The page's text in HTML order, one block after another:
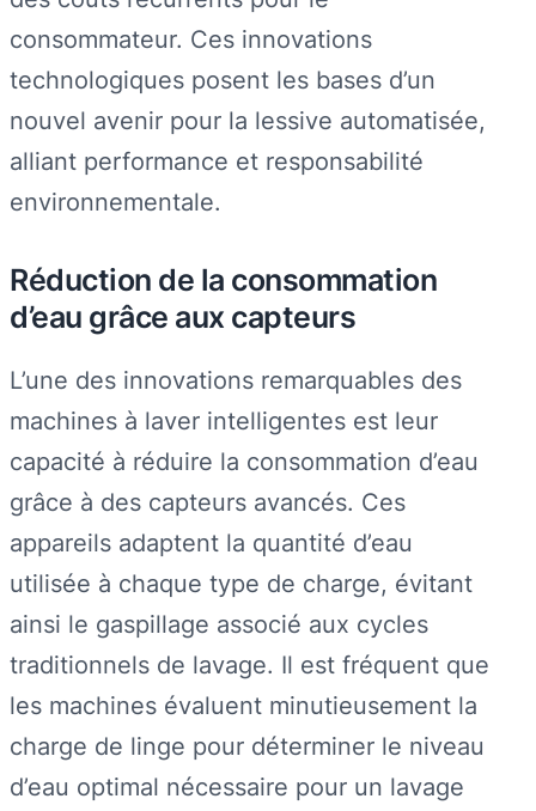
consommateur. Ces innovations
technologiques posent les bases d’un
nouvel avenir pour la lessive automatisée,
alliant performance et responsabilité
environnementale.
Réduction de la consommation
d’eau grâce aux capteurs
L’une des innovations remarquables des
machines à laver intelligentes est leur
capacité à réduire la consommation d’eau
grâce à des capteurs avancés. Ces
appareils adaptent la quantité d’eau
utilisée à chaque type de charge, évitant
ainsi le gaspillage associé aux cycles
traditionnels de lavage. Il est fréquent que
les machines évaluent minutieusement la
charge de linge pour déterminer le niveau
d’eau optimal nécessaire pour un lavage